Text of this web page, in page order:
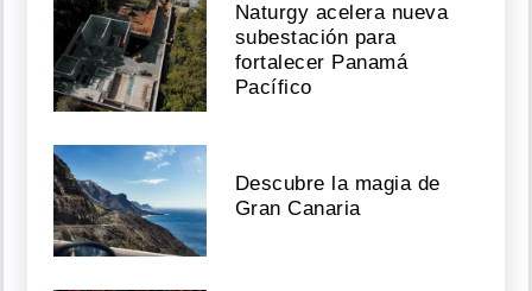
Naturgy acelera nueva
subestación para
fortalecer Panamá
Pacífico
Descubre la magia de
Gran Canaria